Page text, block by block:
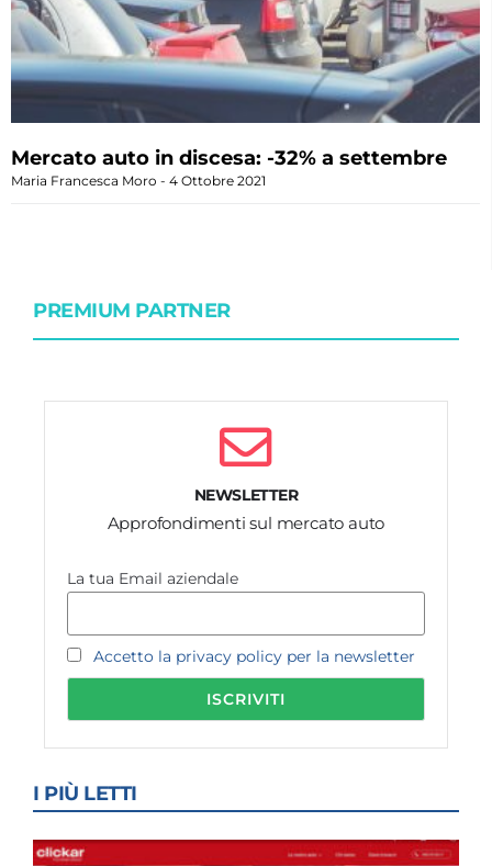
Mercato auto in discesa: -32% a settembre
Maria Francesca Moro 4 Ottobre 2021
PREMIUM PARTNER
NEWSLETTER
Approfondimenti sul mercato auto
La tua Email aziendale
Accetto la privacy policy per la newsletter
I PIÙ LETTI